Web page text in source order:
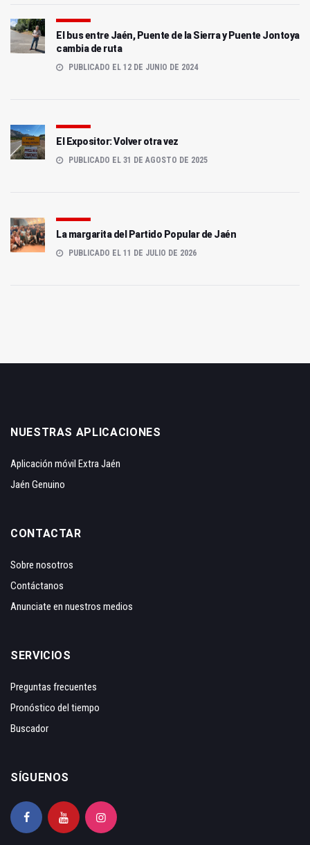
El bus entre Jaén, Puente de la Sierra y Puente Jontoya
cambia de ruta
PUBLICADO EL 12 DE JUNIO DE 2024
El Expositor: Volver otra vez
PUBLICADO EL 31 DE AGOSTO DE 2025
La margarita del Partido Popular de Jaén
PUBLICADO EL 11 DE JULIO DE 2026
NUESTRAS APLICACIONES
Aplicación móvil Extra Jaén
Jaén Genuino
CONTACTAR
Sobre nosotros
Contáctanos
Anunciate en nuestros medios
SERVICIOS
Preguntas frecuentes
Pronóstico del tiempo
Buscador
SÍGUENOS